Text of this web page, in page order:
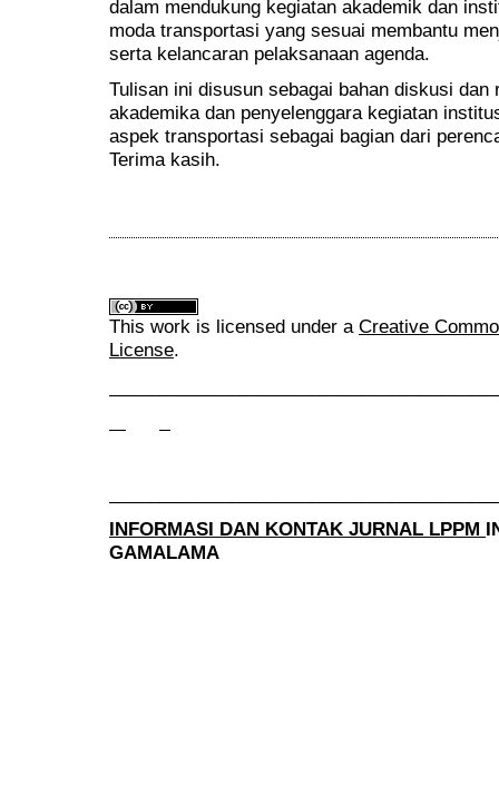
dalam mendukung kegiatan akademik dan
moda transportasi yang sesuai membantu
serta kelancaran pelaksanaan agenda.
Tulisan ini disusun sebagai bahan diskusi
akademika dan penyelenggara kegiatan
aspek transportasi sebagai bagian dari
Terima kasih.
This work is licensed under a Creative
License.
INFORMASI DAN KONTAK JURNAL LPPM
GAMALAMA